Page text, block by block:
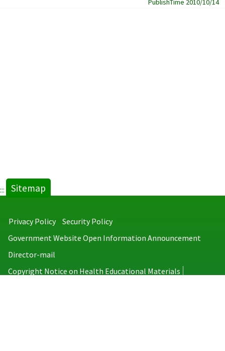
PublishTime 2010/10/14
::: Sitemap
Privacy Policy
Security Policy
Government Website Open Information Announcement
Director-mail
Copyright Notice on Health Educational Materials